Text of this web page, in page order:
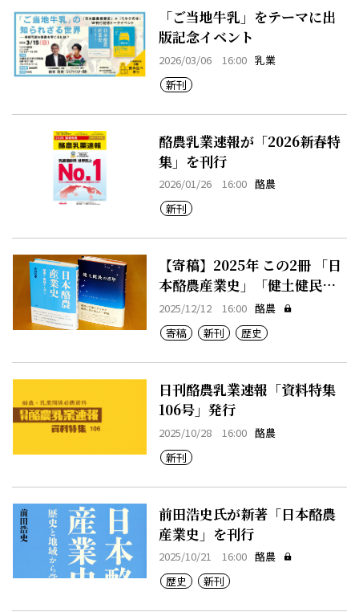
「ご当地牛乳」をテーマに出
版記念イベント
2026/03/06 16:00 乳業
新刊
酪農乳業速報が「2026新春特
集」を刊行
2026/01/26 16:00 酪農
新刊
【寄稿】2025年 この2冊 「日
本酪農産業史」「健土健民の
百年」・板東寛之氏
2025/12/12 16:00 酪農
寄稿
新刊 歴史
日刊酪農乳業速報「資料特集
106号」発行
2025/10/28 16:00 酪農
新刊
前田浩史氏が新著「日本酪農
産業史」を刊行
2025/10/21 16:00 酪農
歴史
新刊